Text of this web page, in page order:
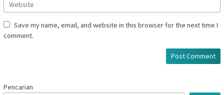
Save my name, email, and website in this browser for the next time I
comment.
Pencarian